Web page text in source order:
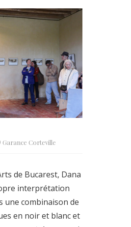
Corteville
de Bucarest, Dana
interprétation
une combinaison de
en noir et blanc et